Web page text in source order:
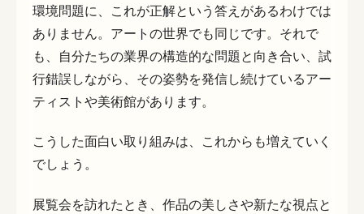
環境問題に、これが正解という答えがあるわけでは
ありません。アートの世界でも同じです。それで
も、自分たちの業界の構造的な問題と向き合い、試
行錯誤しながら、その姿勢を発信し続けているアー
ティストや美術館があります。
こうした面白い取り組みは、これからも増えていく
でしょう。
展覧会を訪れたとき、作品の美しさや新たな視点と